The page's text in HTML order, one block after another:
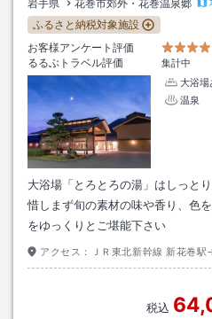
岩手県 花巻市郊外・花巻温泉郷
ふるさと納税対象施設
お客様アンケート評価
るるぶトラベル評価
集計中
大浴場
温泉
大浴場「とろとろの湯」はしっと
惜しまず旬の素材の味や香り、色
をゆっくりとご堪能下さい
アクセス： ＪＲ東北新幹線 新花巻
税込